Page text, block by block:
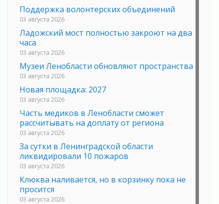
Поддержка волонтерских объединений
03 августа 2026
Ладожский мост полностью закроют на два
часа
03 августа 2026
Музеи Ленобласти обновляют пространства
03 августа 2026
Новая площадка: 2027
03 августа 2026
Часть медиков в Ленобласти сможет
рассчитывать на доплату от региона
03 августа 2026
За сутки в Ленинградской области
ликвидировали 10 пожаров
03 августа 2026
Клюква наливается, но в корзинку пока не
просится
03 августа 2026